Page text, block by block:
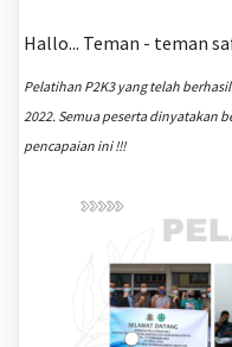
Hallo... Teman - teman
Pelatihan P2K3 yang telah
2022. Semua peserta dinyatakan
pencapaian ini !!!